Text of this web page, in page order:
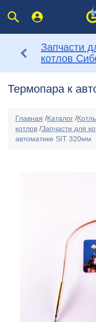
Запчасти
котлов
Термопара к
Главная /Каталог /
котлов /Запчасти для
автоматике SIT 320мм